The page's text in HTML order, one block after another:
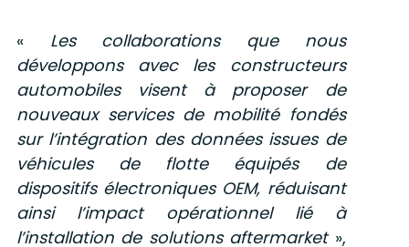
« Les collaborations que nous
développons avec les constructeurs
automobiles visent à proposer de
nouveaux services de mobilité fondés
sur l’intégration des données issues de
véhicules de flotte équipés de
dispositifs électroniques OEM, réduisant
ainsi l’impact opérationnel lié à
l’installation de solutions aftermarket»,